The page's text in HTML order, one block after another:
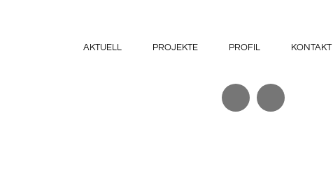
AKTUELL PROJEKTE PROFIL KONTAKT